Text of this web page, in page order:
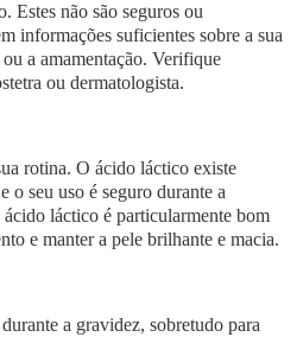
Estes não são seguros ou
informações suficientes sobre a sua
a amamentação. Verifique
ou dermatologista.
rotina. O ácido láctico existe
o seu uso é seguro durante a
láctico é particularmente bom
e manter a pele brilhante e macia.
a gravidez, sobretudo para